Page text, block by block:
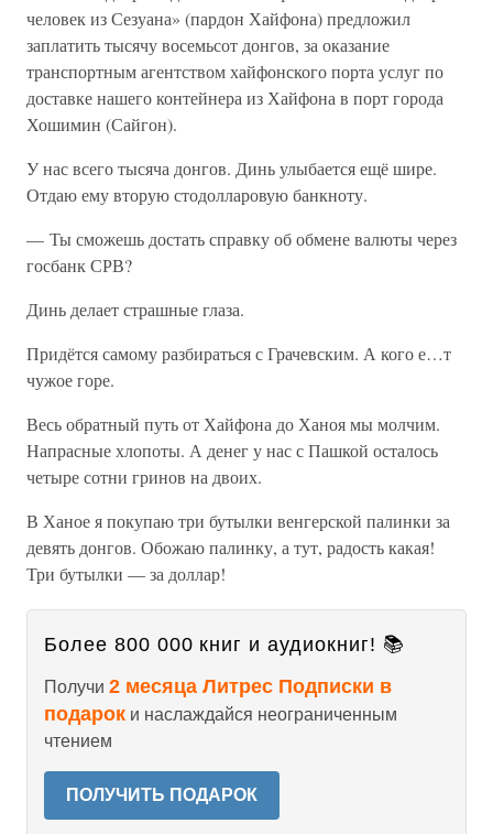
человек из Сезуана» (пардон Хайфона) предложил
заплатить тысячу восемьсот донгов, за оказание
транспортным агентством хайфонского порта услуг по
доставке нашего контейнера из Хайфона в порт города
Хошимин (Сайгон).
У нас всего тысяча донгов. Динь улыбается ещё шире.
Отдаю ему вторую стодолларовую банкноту.
— Ты сможешь достать справку об обмене валюты через
госбанк СРВ?
Динь делает страшные глаза.
Придётся самому разбираться с Грачевским. А кого е…т
чужое горе.
Весь обратный путь от Хайфона до Ханоя мы молчим.
Напрасные хлопоты. А денег у нас с Пашкой осталось
четыре сотни гринов на двоих.
В Ханое я покупаю три бутылки венгерской палинки за
девять донгов. Обожаю палинку, а тут, радость какая!
Три бутылки — за доллар!
Более 800 000 книг и аудиокниг! 📚
Получи 2 месяца Литрес Подписки в
подарок и наслаждайся неограниченным
чтением
ПОЛУЧИТЬ ПОДАРОК